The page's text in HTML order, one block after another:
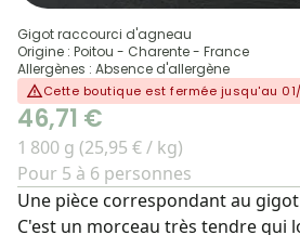
Gigot raccourci d'agneau
Origine : Poitou - Charente - France
Allergènes : Absence d'allergène
Cette boutique est fermée jusqu'au
46,71 €
1 800 g (25,95 € / kg)
Pour 5 à 6 personnes
Une pièce correspondant au
C'est un morceau très tendre qui